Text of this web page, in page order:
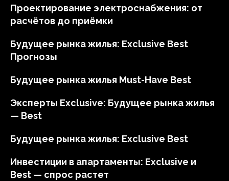
Проектирование электроснабжения: от
расчётов до приёмки
Будущее рынка жилья: Exclusive Best
Прогнозы
Будущее рынка жилья Must-Have Best
Эксперты Exclusive: Будущее рынка жилья
— Best
Будущее рынка жилья: Exclusive Best
Инвестиции в апартаменты: Exclusive и
Best — спрос растет